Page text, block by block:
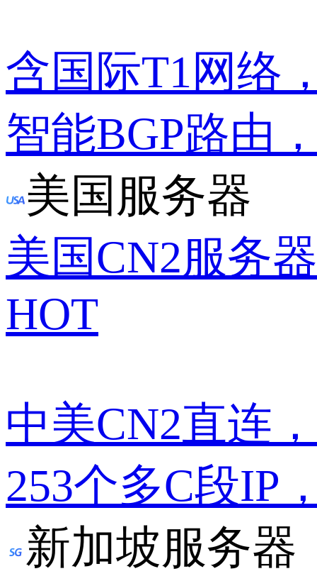
含国际T1网络
智能BGP路由
美国服务器
美国CN2服务器
HOT
中美CN2直连
253个多C段IP
新加坡服务器